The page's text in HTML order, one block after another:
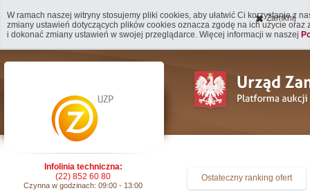
W ramach naszej witryny stosujemy pliki cookies, aby ułatwić Ci korzystanie z
zmiany ustawień dotyczących plików cookies oznacza zgodę na ich użycie
i dokonać zmiany ustawień w swojej przeglądarce. Więcej informacji w naszej
Zamknij
Ostateczny ranking ofert
Infolinia techniczna:
(22) 852 60 80
Czynna w godzinach: 09:00 - 13:00